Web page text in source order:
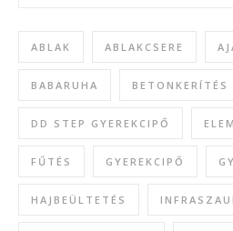
ABLAK ABLAKCSERE
BABARUHA BETONKERÍTÉS
DD STEP GYEREKCIPŐ
FŰTÉS GYEREKCIPŐ
HAJBEÜLTETÉS